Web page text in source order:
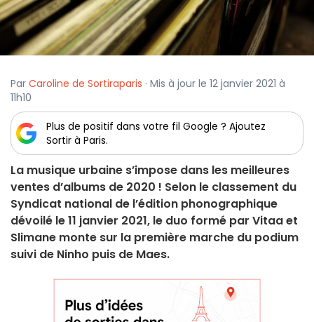
Par Caroline de Sortiraparis · Mis à jour le 12 janvier 2021 à
11h10
Plus de positif dans votre fil Google ? Ajoutez
Sortir à Paris.
La musique urbaine s’impose dans les meilleures
ventes d’albums de 2020 ! Selon le classement du
Syndicat national de l’édition phonographique
dévoilé le 11 janvier 2021, le duo formé par Vitaa et
Slimane monte sur la première marche du podium
suivi de Ninho puis de Maes.